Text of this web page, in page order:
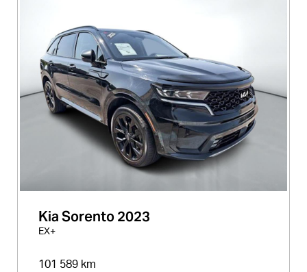
Kia Sorento 2023
EX+
101 589 km